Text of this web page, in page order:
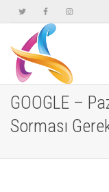
GOOGLE –
Sorması